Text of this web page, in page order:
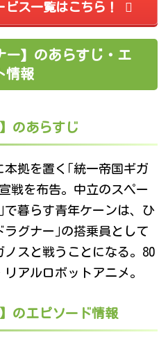
ス一覧はこちら！
ー】のあらすじ・エ
情報
のあらすじ
本拠を置く｢統一帝国ギガ
戦を布告。中立のスペー
で暮らす青年ケーンは、ひ
ラグナー｣の搭乗員として
スと戦うことになる。80
アルロボットアニメ。
のエピソード情報